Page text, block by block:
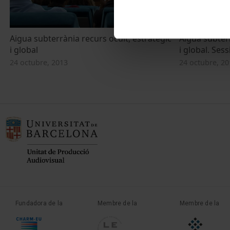
Aigua subterrània recurs ocult, estratègic
i global
24 octubre, 2013
Aigua
i global.
24 octubre,
Fundadora de la Membre de la Membre de la